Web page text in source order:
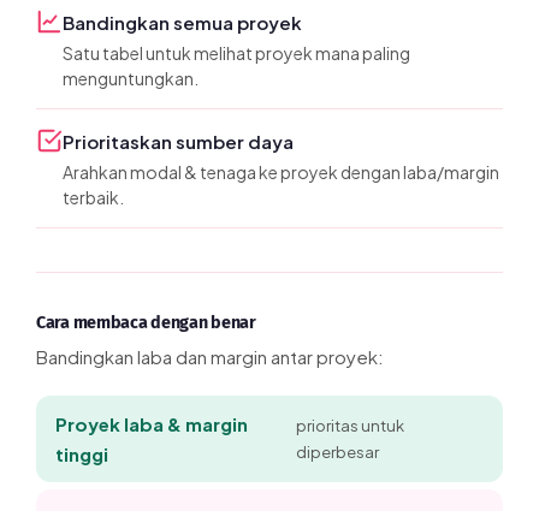
Bandingkan semua proyek
Satu tabel untuk melihat proyek mana paling
menguntungkan.
Prioritaskan sumber daya
Arahkan modal & tenaga ke proyek dengan laba/margin
terbaik.
Cara membaca dengan benar
Bandingkan laba dan margin antar proyek:
Proyek laba & margin
tinggi
prioritas untuk
diperbesar